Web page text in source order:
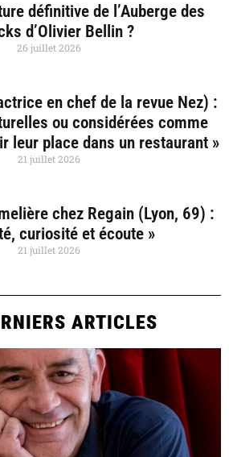
définitive de l’Auberge des
d’Olivier Bellin ?
26 juillet 2026
en chef de la revue Nez) :
ou considérées comme
leur place dans un restaurant »
21 juillet 2026
chez Regain (Lyon, 69) :
curiosité et écoute »
21 juillet 2026
ARTICLES